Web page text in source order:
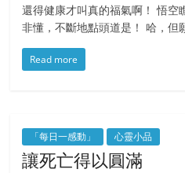
還得健康才叫真的福氣啊！ 悟空
非懂，不斷地點頭道是！ 哈，但
Read more
「每日一感動」 心靈小品
讓死亡得以圓滿